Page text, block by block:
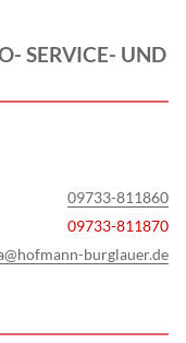
SERVICE- UND
09733-811860
09733-811870
burglauer.de